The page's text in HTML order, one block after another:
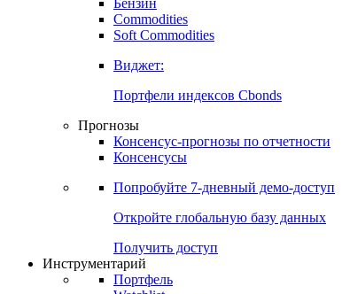
Commodities
Золото
Нефть
Бензин
Commodities
Soft Commodities
Виджет:
Портфели индексов Cbonds
Прогнозы
Консенсус-прогнозы по отчетности
Консенсусы
Попробуйте7-дневный
Откройте глобальную базу данных